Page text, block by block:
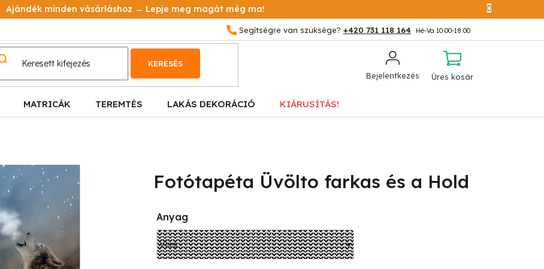
Ajándék minden vásárláshoz → Lepje meg magát még ma!
+420 731 118 164
Bejelentkezés
KERESÉS
KOSÁR
Üres kosár
MATRICÁK TEREMTÉS LAKÁS DEKORÁCIÓ KIÁRUSÍTÁS!
Fotótapéta Üvölto farkas és a Hold
Anyag